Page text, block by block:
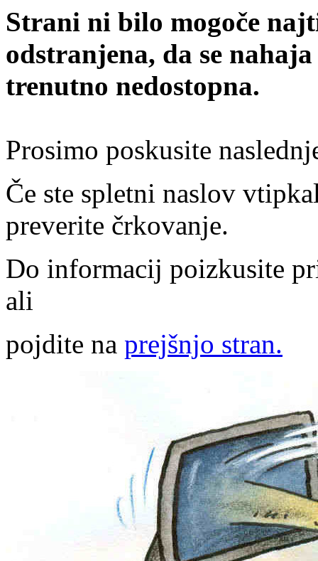
Strani ni bilo mogoče
odstranjena, da se
trenutno nedostopna.
Prosimo poskusite
Če ste spletni naslov
preverite črkovanje.
Do informacij poizkusite
ali
pojdite na prejšnjo stran.